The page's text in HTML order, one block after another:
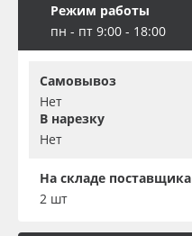
Режим работы
пн - пт 9:00 - 18:00
Самовывоз
Нет
В нарезку
Нет
На складе поставщика
2 шт